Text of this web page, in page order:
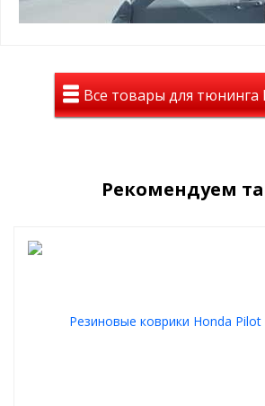
Все товары для тюнинга
Рекомендуем